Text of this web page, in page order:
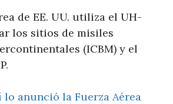
de EE. UU. utiliza el UH-
los sitios de misiles
(ICBM) y el
lo anunció la Fuerza Aérea